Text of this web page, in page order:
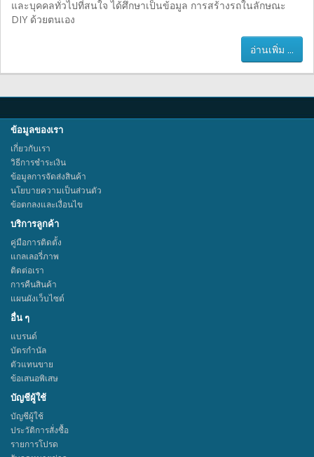
และบุคคลทั่วไปที่สนใจ ได้ศึกษาเป็นข้อมูล การสร้างรถในลักษณะ
DIY ด้วยตนเอง
อ่านเพิ่ม ...
ข้อมูลของเรา
เกี่ยวกับเรา
วิธีการชำระเงิน
ข้อมูลการจัดส่งสินค้า
นโยบายความเป็นส่วนตัว
ข้อตกลงและเงื่อนไข
บริการลูกค้า
คู่มือการติดตั้ง
แกลเลอรี่ภาพ
ติดต่อเรา
การคืนสินค้า
แผนผังเว็บไซต์
อื่น ๆ
แบรนด์
บัตรกำนัล
ตัวแทนขาย
ข้อเสนอพิเสษ
บัญชีผู้ใช้
บัญชีผู้ใช้
ประวัติการสั่งซื้อ
รายการโปรด